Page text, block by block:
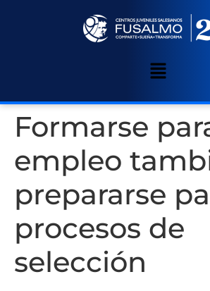
Formarse
empleo
prepararse
procesos de
selección